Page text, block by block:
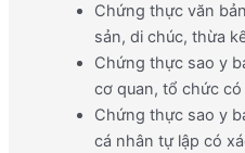
Chứng thực văn
sản, di chúc, thừa
Chứng thực sao y
cơ quan, tổ chức
Chứng thực sao y
cá nhân tự lập có